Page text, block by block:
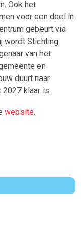
Ook het
voor een deel in
gebeurt via
wordt Stichting
van het
en
duurt naar
2027 klaar is.
website.